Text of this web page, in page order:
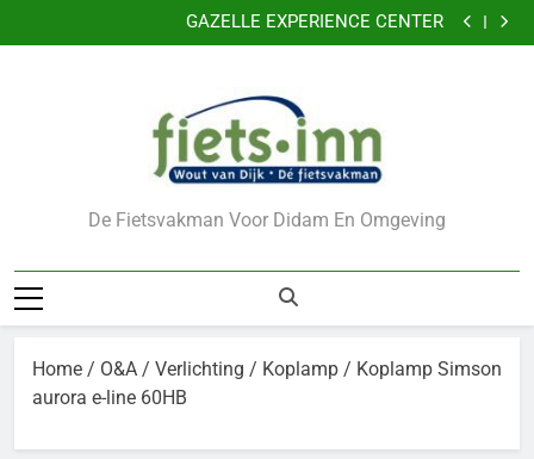
naar
GAZELLE EXPERIENCE CENTER
VERKLEIN DE KANS OP DIEFSTAL VAN UW FIETS
GAZELLE EXPERIENCE CENTER
VERKLEIN DE KANS OP DIEFSTAL VAN UW FIETS
De Fietsvakman Voor Didam En Omgeving
Home / O&A / Verlichting / Koplamp / Koplamp Simson
aurora e-line 60HB